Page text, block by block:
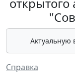
Актуальную
Справка